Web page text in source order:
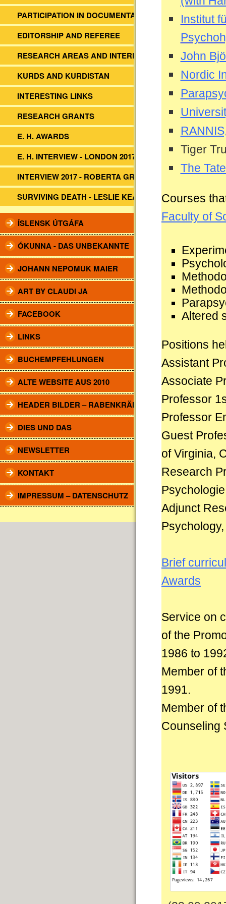
PARTICIPATION IN DOCUMENTARIES
EDITORSHIP AND REFEREE
RESEARCH AREAS AND INTERESTS
KURDS AND KURDISTAN
INTERESTING LINKS
RESEARCH GRANTS
E. H. AWARDS
E. H. INTERVIEW - LONDON 2017
INTERVIEW 2017 - ROBERTA GRIMES
SURVIVING DEATH - LESLIE KEAN
ÍSLENSK ÚTGÁFA
ÓKUNNA - DAS UNBEKANNTE
JOHANN NEPOMUK MAIER
ART BY CLAUDI JA
FACEBOOK
LINKS
BUCHEMPFEHLUNGEN
ALTE WEBSITE AUS 2010
HEADER BILDER – RABENKRÄHEN
DIES UND DAS
NEWSLETTER
KONTAKT
IMPRESSUM – DATENSCHUTZ
Institut
John
Nordic
Tiger
The
Courses
Faculty of
Altered
Positions
Assistant
Associate
Professor
Professor
Guest
of Virginia,
Research
Adjunct
Brief
Awards
Service on
of the
1986 to
Member of
1991.
Member of
Counseling